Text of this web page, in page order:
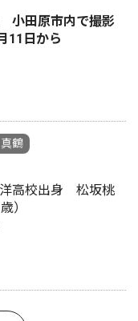
小田原市内で撮影
11日から
鶴
高校出身 松坂桃
）